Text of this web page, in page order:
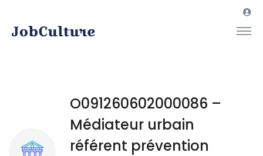
O091260602000086 –
Médiateur urbain
référent prévention